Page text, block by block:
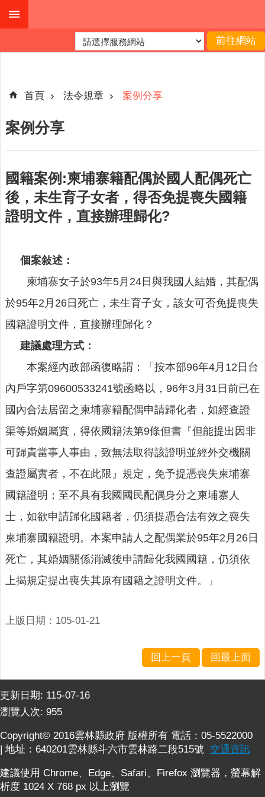
跳到主要內容區塊
階
本
縣
所
服
務
便
民
統
計
資
訊
法
令
規
章
FAQ
網
導
覽
林
站
安
政
策
隱
私
首頁 法令規章 案例分享
案例分享
國籍案例:柬埔寨籍配偶於國人配偶死亡
後，未生育子女者，得否免提喪失國籍
證明文件，直接辦理歸化?
個案敍述：
柬埔寨女子於93年5月24日與我國人結婚，其配偶
於95年2月26日死亡，未生育子女，該女可否免提喪失
國籍證明文件，直接辦理歸化？
建議處理方式：
本案經內政部函復略謂：「按本部96年4月12日台
內戶字第09600533241號函略以，96年3月31日前已在
國內合法居留之柬埔寨籍配偶申請歸化者，如經查證
渠等婚姻屬實，得依國籍法第9條但書『但能提出因非
可歸責當事人事由，致無法取得該證明並經外交機關
查證屬實者，不在此限』規定，免予提憑喪失柬埔寨
國籍證明；至不具有我國國民配偶身分之柬埔寨人
士，如欲申請歸化國籍者，仍須提憑合法有效之喪失
柬埔寨國籍證明。本案申請人之配偶業於95年2月26日
死亡，其婚姻關係消滅後申請歸化我國國籍，仍須依
上揭規定提出喪失其原有國籍之證明文件。」
上版日期：105-01-21
回上一頁 回最上面
更新日期: 115-07-16
瀏覽人次: 955
Copyright© 2016雲林縣政府 版權所有 電話：05-5522000
| 地址：640201雲林縣斗六市雲林路二段515號 交通資訊
建議使用 Chrome、Edge、Safari、Firefox 瀏覽器，螢幕解
析度 1024 X 768 px 以上瀏覽